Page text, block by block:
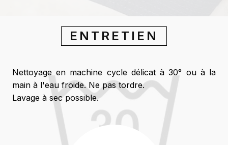
ENTRETIEN
Nettoyage en machine cycle délicat à 30° ou à la
main à l'eau froide. Ne pas tordre.
Lavage à sec possible.